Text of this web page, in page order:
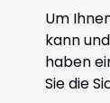
Um
kann
haben
Sie die